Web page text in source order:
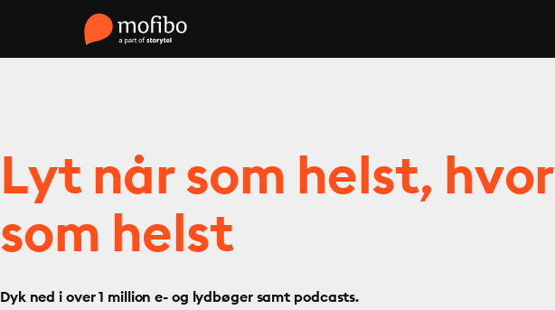
Lyt når som helst, hvor
som helst
Dyk ned i over 1 million e- og lydbøger samt podcasts.